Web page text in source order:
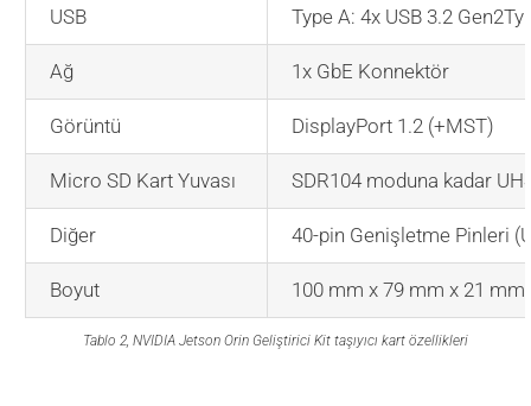
USB Type A: 4x USB 3.2
Ağ 1x GbE Konnektör
Görüntü DisplayPort 1.2 (+MST)
Micro SD Kart Yuvası SDR104 moduna kadar
Diğer 40-pin Genişletme Pinleri
Boyut 100 mm x 79 mm x 21 mm
Tablo 2, NVIDIA Jetson Orin Geliştirici Kit taşıyıcı kart özellikleri